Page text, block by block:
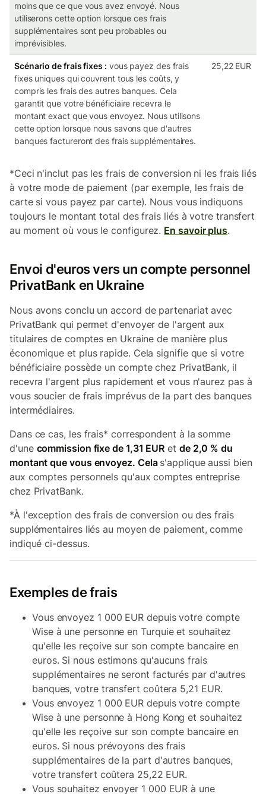
moins que ce que vous avez envoyé. Nous
utiliserons cette option lorsque ces frais
supplémentaires sont peu probables ou
imprévisibles.
Scénario de frais fixes : vous payez des frais
fixes uniques qui couvrent tous les coûts, y
compris les frais des autres banques. Cela
garantit que votre bénéficiaire recevra le
montant exact que vous envoyez. Nous utilisons
cette option lorsque nous savons que d'autres
banques factureront des frais supplémentaires.
25,22 EUR
*Ceci n'inclut pas les frais de conversion ni les frais liés
à votre mode de paiement (par exemple, les frais de
carte si vous payez par carte). Nous vous indiquons
toujours le montant total des frais liés à votre transfert
au moment où vous le configurez. En savoir plus.
Envoi d'euros vers un compte personnel
PrivatBank en Ukraine
Nous avons conclu un accord de partenariat avec
PrivatBank qui permet d'envoyer de l'argent aux
titulaires de comptes en Ukraine de manière plus
économique et plus rapide. Cela signifie que si votre
bénéficiaire possède un compte chez PrivatBank, il
recevra l'argent plus rapidement et vous n'aurez pas à
vous soucier de frais imprévus de la part des banques
intermédiaires.
Dans ce cas, les frais* correspondent à la somme
d'une commission fixe de 1,31 EUR et de 2,0 % du
montant que vous envoyez. Cela s'applique aussi bien
aux comptes personnels qu'aux comptes entreprise
chez PrivatBank.
*À l'exception des frais de conversion ou des frais
supplémentaires liés au moyen de paiement, comme
indiqué ci-dessus.
Exemples de frais
Vous envoyez 1 000 EUR depuis votre compte
Wise à une personne en Turquie et souhaitez
qu'elle les reçoive sur son compte bancaire en
euros. Si nous estimons qu'aucuns frais
supplémentaires ne seront facturés par d'autres
banques, votre transfert coûtera 5,21 EUR.
Vous envoyez 1 000 EUR depuis votre compte
Wise à une personne à Hong Kong et souhaitez
qu'elle les reçoive sur son compte bancaire en
euros. Si nous prévoyons des frais
supplémentaires de la part d'autres banques,
votre transfert coûtera 25,22 EUR.
Vous souhaitez envoyer 1 000 EUR à une